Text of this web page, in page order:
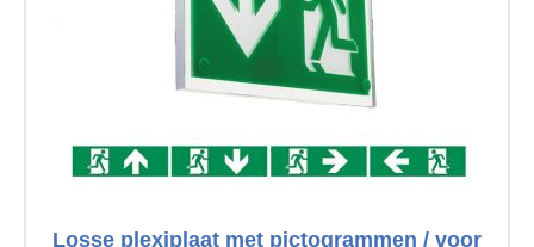
Losse plexiplaat met pictogrammen / voor